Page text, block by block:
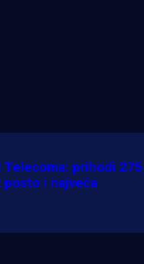
prihodi
posto i najveća